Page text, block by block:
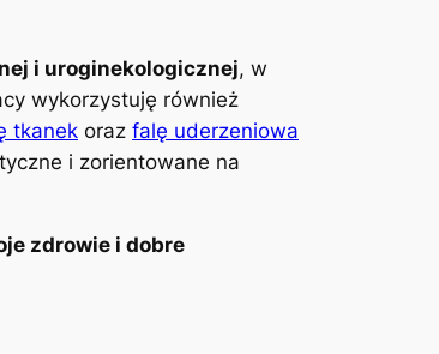
i uroginekologicznej, w
wykorzystuję również
tkanek oraz falę uderzeniowa
i zorientowane na
zdrowie i dobre